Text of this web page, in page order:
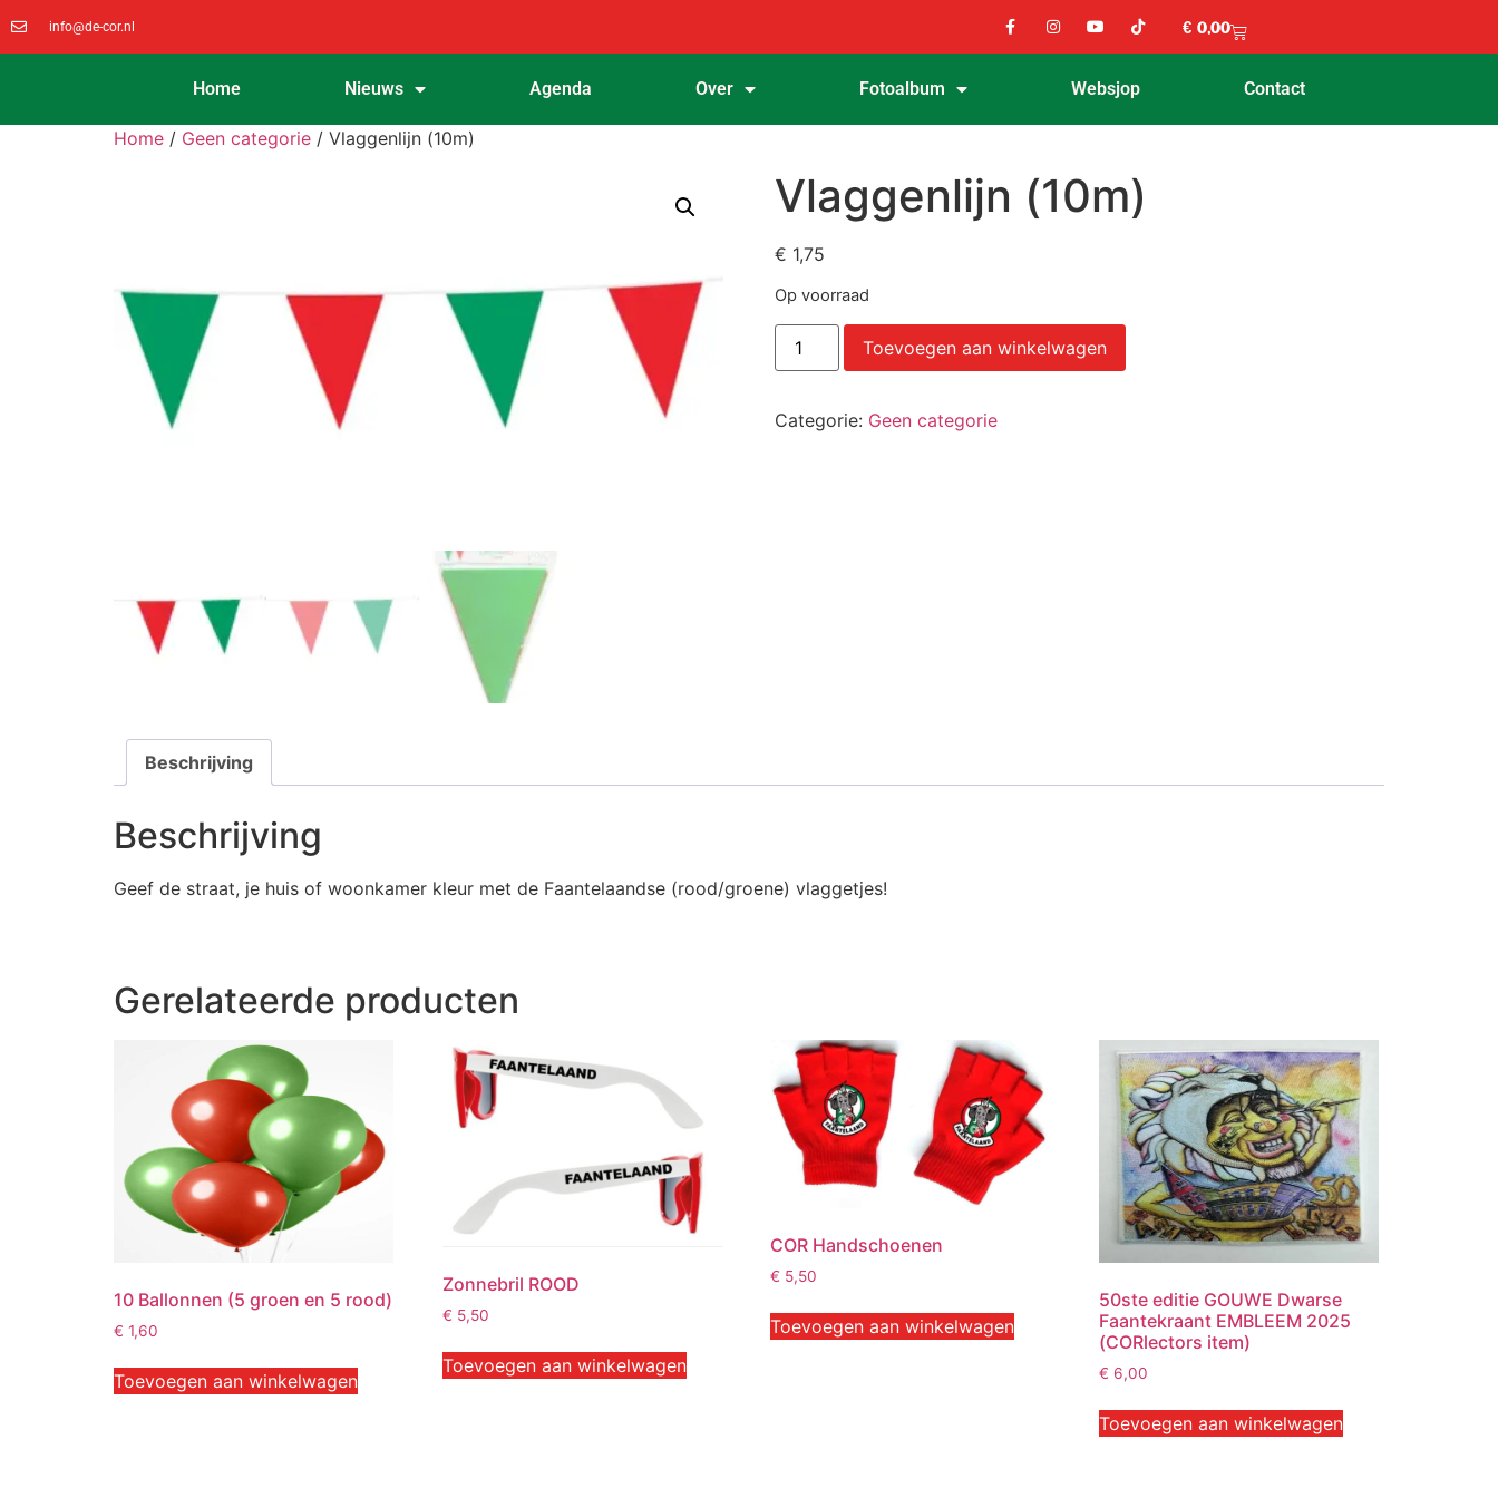
info@de-cor.nl € 0,00
Home Nieuws Agenda Over Fotoalbum Websjop Contact
Home / Geen categorie / Vlaggenlijn (10m)
Vlaggenlijn (10m)
€ 1,75
Op voorraad
Toevoegen aan winkelwagen
Categorie: Geen categorie
Beschrijving
Beschrijving
Geef de straat, je huis of woonkamer kleur met de Faantelaandse (rood/groene) vlaggetjes!
Gerelateerde producten
10 Ballonnen (5 groen en 5 rood)
€ 1,60
Toevoegen aan winkelwagen
Zonnebril ROOD
€ 5,50
Toevoegen aan winkelwagen
COR Handschoenen
€ 5,50
Toevoegen aan winkelwagen
50ste editie GOUWE Dwarse
Faantekraant EMBLEEM 2025
(CORlectors item)
€ 6,00
Toevoegen aan winkelwagen